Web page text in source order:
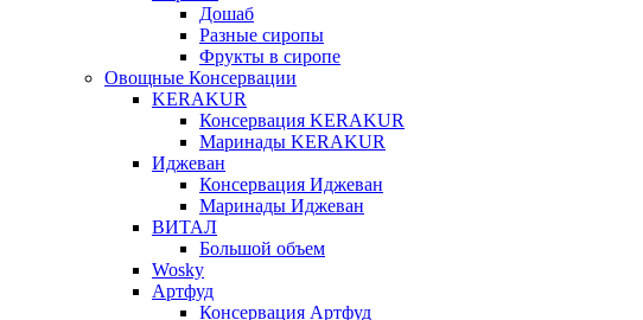
Дошаб
Разные сиропы
Фрукты в сиропе
Овощные Консервации
KERAKUR
Консервация KERAKUR
Маринады KERAKUR
Иджеван
Консервация Иджеван
Маринады Иджеван
ВИТАЛ
Большой объем
Wosky
Артфуд
Консервация Артфуд